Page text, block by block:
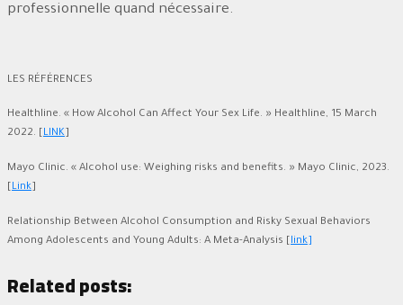
professionnelle quand nécessaire.
LES RÉFÉRENCES
Healthline. « How Alcohol Can Affect Your Sex Life. » Healthline, 15 March
2022. [LINK]
Mayo Clinic. « Alcohol use: Weighing risks and benefits. » Mayo Clinic, 2023.
[Link]
Relationship Between Alcohol Consumption and Risky Sexual Behaviors
Among Adolescents and Young Adults: A Meta-Analysis [ link]
Related posts: